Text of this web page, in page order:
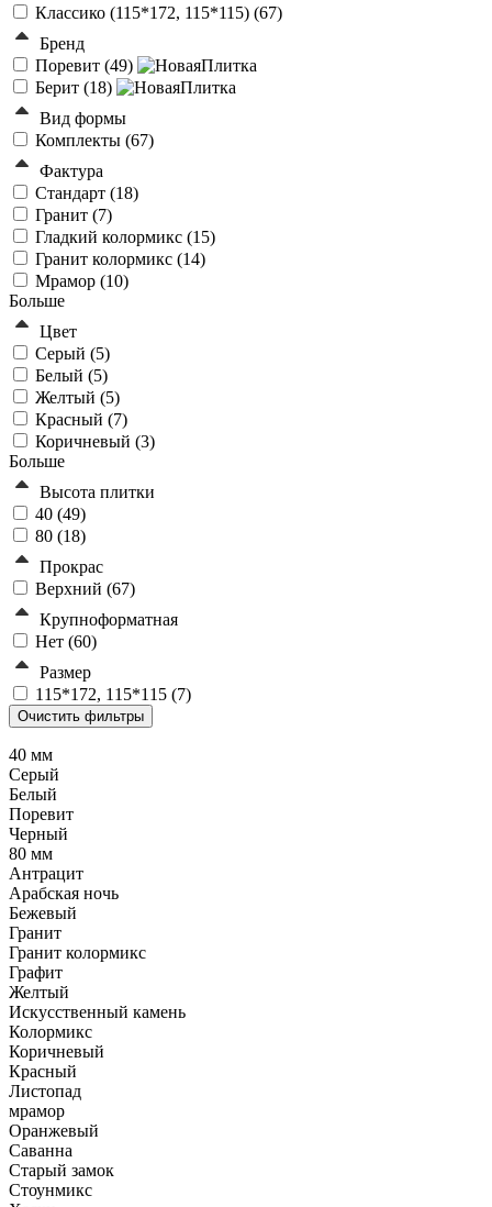
Классико (115*172, 115*115) (67)
Бренд
Поревит (49)
Берит (18)
Вид формы
Комплекты (67)
Фактура
Стандарт (18)
Гранит (7)
Гладкий колормикс (15)
Гранит колормикс (14)
Мрамор (10)
Больше
Цвет
Серый (5)
Белый (5)
Желтый (5)
Красный (7)
Коричневый (3)
Больше
Высота плитки
40 (49)
80 (18)
Прокрас
Верхний (67)
Крупноформатная
Нет (60)
Размер
115*172, 115*115 (7)
40 мм
Серый
Белый
Поревит
Черный
80 мм
Антрацит
Арабская ночь
Бежевый
Гранит
Гранит колормикс
Графит
Желтый
Искусственный камень
Колормикс
Коричневый
Красный
Листопад
мрамор
Оранжевый
Саванна
Старый замок
Стоунмикс